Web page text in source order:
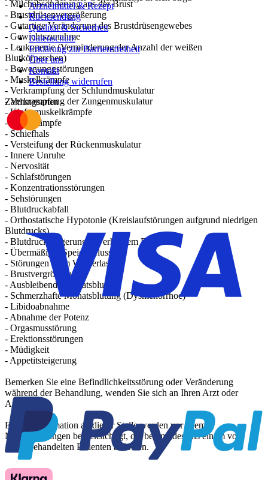
- Milchabsonderung aus der Brust
- Brustdrüsenvergrößerung
- Gutartige Veränderung des Brustdrüsengewebes
- Gewichtszunahme
- Leukopenie (Verminderung der Anzahl der weißen
Blutkörperchen)
- Bewegunggstörungen
- Muskelkrämpfe
- Verkrampfung der Schlundmuskulatur
- Verkrampfung der Zungenmuskulatur
- Kiefermuskelkrämpfe
- Blickkrämpfe
- Schiefhals
- Versteifung der Rückenmuskulatur
- Innere Unruhe
- Nervosität
- Schlafstörungen
- Konzentrationsstörungen
- Sehstörungen
- Blutdruckabfall
- Orthostatische Hypotonie (Kreislaufstörungen aufgrund niedrigen
Blutdrucks)
- Blutdrucksteigerung bei erhöhtem Blutdruck
- Übermäßiger Speichelfluss
- Störungen beim Wasserlassen
- Brustvergrößerung
- Ausbleibende Monatsblutung
- Schmerzhafte Monatsblutung (Dysmenorrhoe)
- Libidoabnahme
- Abnahme der Potenz
- Orgasmusstörung
- Erektionsstörungen
- Müdigkeit
- Appetitsteigerung
Bemerken Sie eine Befindlichkeitsstörung oder Veränderung
während der Behandlung, wenden Sie sich an Ihren Arzt oder
Apotheker.
Für die Information an dieser Stelle werden vor allem
Nebenwirkungen berücksichtigt, die bei mindestens einem von
1.000 behandelten Patienten auftreten.
Arzneimittel & Rezept
Rücksendung
Qualität & Sicherheit
Datenschutz
Erklärung zur Barrierefreiheit
Über uns
Kontakt
Bestellung widerrufen
Zahlungsarten